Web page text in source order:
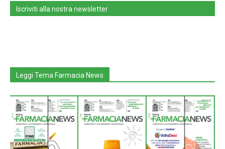
Iscriviti alla nostra newsletter
Leggi Tema Farmacia News